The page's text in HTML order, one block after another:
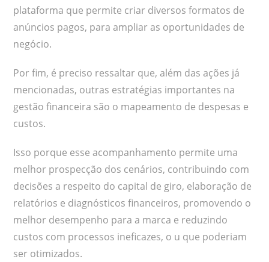
plataforma que permite criar diversos formatos de
anúncios pagos, para ampliar as oportunidades de
negócio.
Por fim, é preciso ressaltar que, além das ações já
mencionadas, outras estratégias importantes na
gestão financeira são o mapeamento de despesas e
custos.
Isso porque esse acompanhamento permite uma
melhor prospecção dos cenários, contribuindo com
decisões a respeito do capital de giro, elaboração de
relatórios e diagnósticos financeiros, promovendo o
melhor desempenho para a marca e reduzindo
custos com processos ineficazes, o u que poderiam
ser otimizados.